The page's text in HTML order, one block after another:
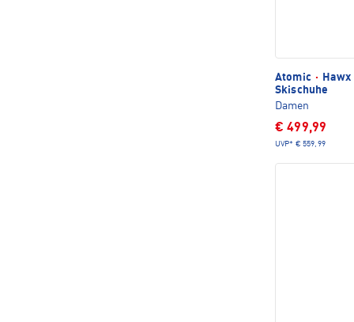
Atomic ·
Hawx
Skischuhe
Damen
€ 499,99
UVP* € 559,99